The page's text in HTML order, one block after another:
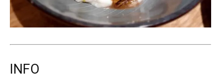
INFO